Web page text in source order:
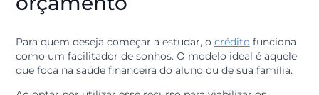
que o valor que se gasta hoje com mensalidades ou
materiais é o que vai gerar retornos financeiros
no futuro, através de salários mais altos ou da